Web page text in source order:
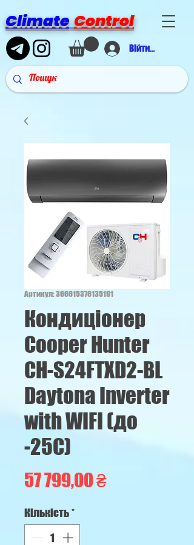
Climate Control
Війти в аккаунт
Артикул: 366615376135191
Кондицiонер
Cooper Hunter
CH-S24FTXD2-BL
Daytona Inverter
with WIFI (до
-25С)
57 799,00 ₴Ціна
Кількість*